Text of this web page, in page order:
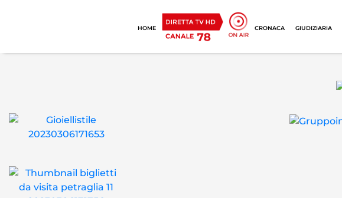
HOME CRONACA GIUDIZIARIA